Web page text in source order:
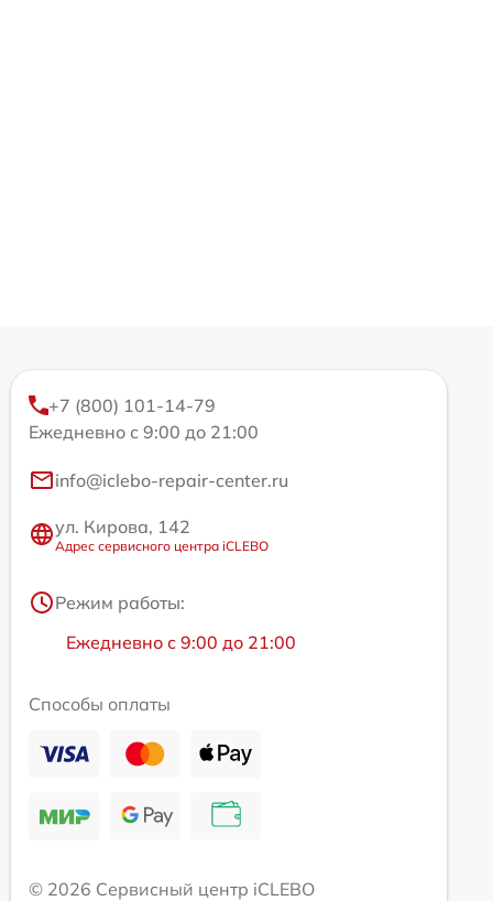
+7 (800) 101-14-79
Ежедневно с 9:00 до 21:00
info@iclebo-repair-center.ru
ул. Кирова, 142
Адрес сервисного центра iCLEBO
Режим работы:
Ежедневно с 9:00 до 21:00
Способы оплаты
© 2026 Сервисный центр iCLEBO